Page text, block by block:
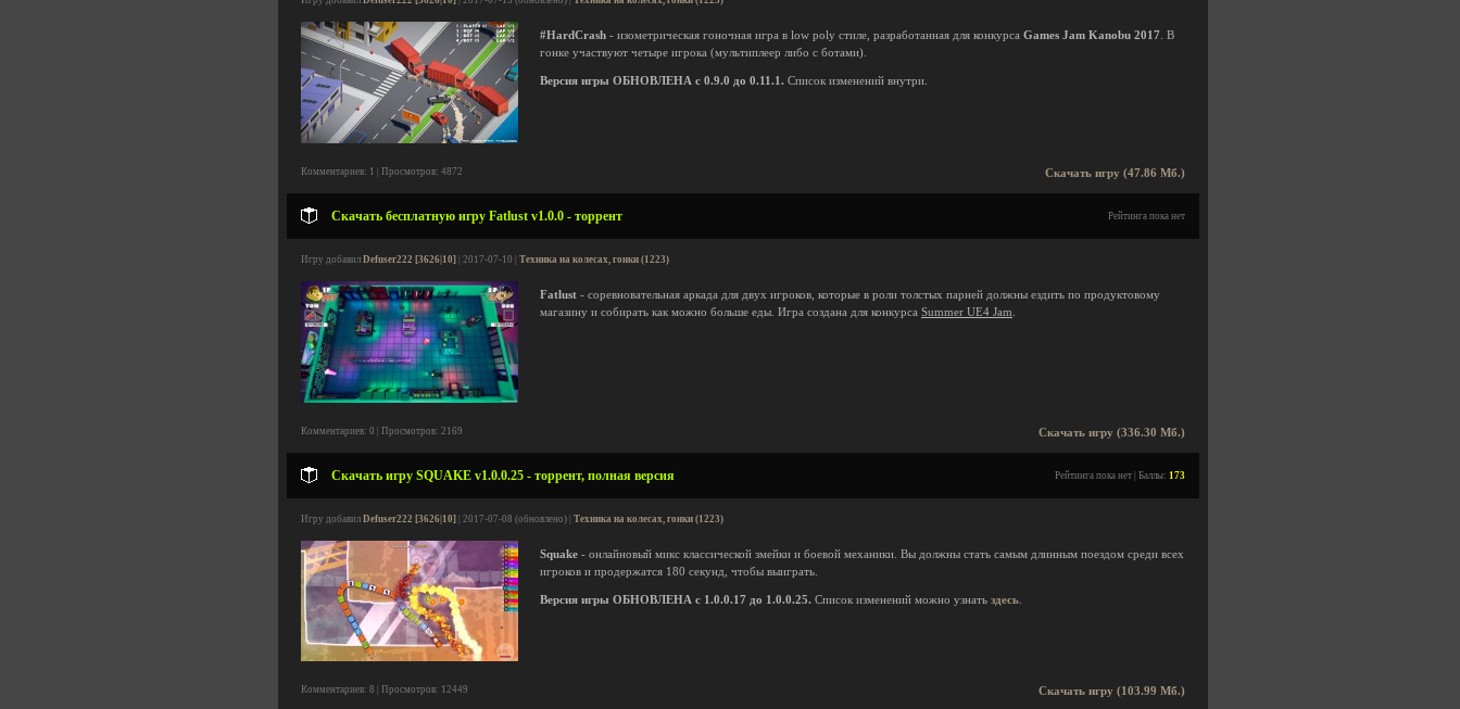
#HardCrash - изометрическая гоночная игра в low poly стиле, разработанная для конкурса Games Jam Kanobu 2017 . В
гонке участвуют четыре игрока (мультиплеер либо с ботами).
Версия игры ОБНОВЛЕНА с 0.9.0 до 0.11.1. Список изменений внутри.
Скачать игру (47.86 Мб.)
Комментариев: 1 | Просмотров: 4872
Скачать бесплатную игру Fatlust v1.0.0 - торрент Рейтинга пока нет
Игру добавил Defuser222 [3626|10] | 2017-07-10 | Техника на колесах, гонки (1223)
Fatlust - соревновательная аркада для двух игроков, которые в роли толстых парней должны ездить по продуктовому
магазину и собирать как можно больше еды. Игра создана для конкурса Summer UE4 Jam
Скачать игру (336.30 Мб.)
Комментариев: 0 | Просмотров: 2169
Скачать игру SQUAKE v1.0.0.25 - торрент, полная версия Рейтинга пока нет | Баллы: 173
Игру добавил Defuser222 [3626|10] | 2017-07-08 (обновлено) | Техника на колесах, гонки (1223)
Squake - онлайновый микс классической змейки и боевой механики. Вы должны стать самым длинным поездом среди всех
игроков и продержатся 180 секунд, чтобы выиграть.
Версия игры ОБНОВЛЕНА с 1.0.0.17 до 1.0.0.25. Список изменений можно узнать здесь
Скачать игру (103.99 Мб.)
Комментариев: 8 | Просмотров: 12449